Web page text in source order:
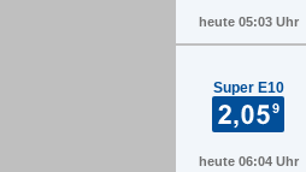
heute 05:03 Uhr
Super E10
heute 06:04 Uhr